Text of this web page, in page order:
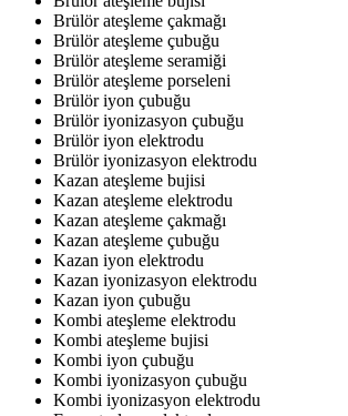
Brülör ateşleme çakmağı
Brülör ateşleme çubuğu
Brülör ateşleme seramiği
Brülör ateşleme porseleni
Brülör iyon çubuğu
Brülör iyonizasyon çubuğu
Brülör iyon elektrodu
Brülör iyonizasyon elektrodu
Kazan ateşleme bujisi
Kazan ateşleme elektrodu
Kazan ateşleme çakmağı
Kazan ateşleme çubuğu
Kazan iyon elektrodu
Kazan iyonizasyon elektrodu
Kazan iyon çubuğu
Kombi ateşleme elektrodu
Kombi ateşleme bujisi
Kombi iyon çubuğu
Kombi iyonizasyon çubuğu
Kombi iyonizasyon elektrodu